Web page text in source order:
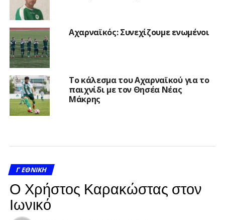
Αχαρναϊκός: Συνεχίζουμε ενωμένοι
Το κάλεσμα του Αχαρναϊκού για το
παιχνίδι με τον Θησέα Νέας
Μάκρης
Γ ΕΘΝΙΚΉ
Ο Χρήστος Καρακώστας στον
Ιωνικό